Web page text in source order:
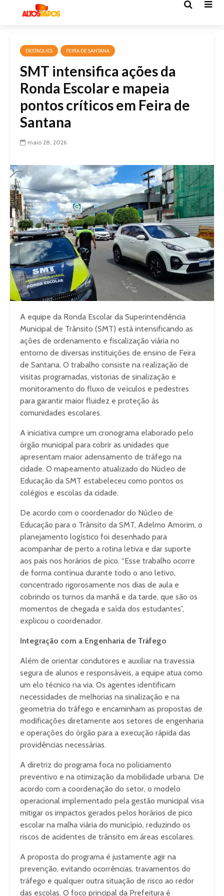
DESTAQUES FEIRA DE SANTANA
SMT intensifica ações da
Ronda Escolar e mapeia
pontos críticos em Feira de
Santana
maio 28, 2026
A equipe da Ronda Escolar da Superintendência
Municipal de Trânsito (SMT) está intensificando as
ações de ordenamento e fiscalização viária no
entorno de diversas instituições de ensino de Feira
de Santana. O trabalho consiste na realização de
visitas programadas, vistorias de sinalização e
monitoramento do fluxo de veículos e pedestres
para garantir maior fluidez e proteção às
comunidades escolares.
A iniciativa cumpre um cronograma elaborado pelo
órgão municipal para cobrir as unidades que
apresentam maior adensamento de tráfego na
cidade. O mapeamento atualizado do Núcleo de
Educação da SMT estabeleceu como pontos os
colégios e escolas da cidade.
De acordo com o coordenador do Núcleo de
Educação para o Trânsito da SMT, Adelmo Amorim, o
planejamento logístico foi desenhado para
acompanhar de perto a rotina letiva e dar suporte
aos pais nos horários de pico. “Esse trabalho ocorre
de forma contínua durante todo o ano letivo,
concentrado rigorosamente nos dias de aula e
cobrindo os turnos da manhã e da tarde, que são os
momentos de chegada e saída dos estudantes”,
explicou o coordenador.
Integração com a Engenharia de Tráfego
Além de orientar condutores e auxiliar na travessia
segura de alunos e responsáveis, a equipe atua como
um elo técnico na via. Os agentes identificam
necessidades de melhorias na sinalização e na
geometria do tráfego e encaminham as propostas de
modificações diretamente aos setores de engenharia
e operações do órgão para a execução rápida das
providências necessárias.
A diretriz do programa foca no policiamento
preventivo e na otimização da mobilidade urbana. De
acordo com a coordenação do setor, o modelo
operacional implementado pela gestão municipal visa
mitigar os impactos gerados pelos horários de pico
escolar na malha viária do município, reduzindo os
riscos de acidentes de trânsito em áreas escolares.
A proposta do programa é justamente agir na
prevenção, evitando ocorrências, travamentos do
tráfego e qualquer outra situação de risco ao redor
das escolas. O foco principal da Prefeitura é